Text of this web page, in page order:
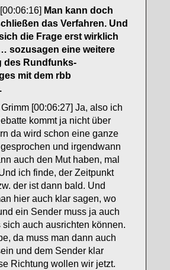
Man kann doch
das Verfahren. Und
die Frage erst wirklich
sozusagen eine weitere
des Rundfunks-
mit dem rbb
[00:06:27] Ja, also ich
kommt ja nicht über
da wird schon eine ganze
und irgendwann
auch den Mut haben, mal
ich finde, der Zeitpunkt
der ist dann bald. Und
hier auch klar sagen, wo
ein Sender muss ja auch
sich auch ausrichten können.
da muss man dann auch
und dem Sender klar
Richtung wollen wir jetzt.